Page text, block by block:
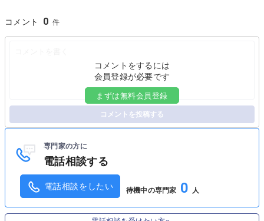
コメント 0
コメントをするには
会員登録が必要です
まずは無料会員登録
コメントを投稿する
専門家の方に
電話相談する
電話相談をしたい 待機中の専門家 0 人